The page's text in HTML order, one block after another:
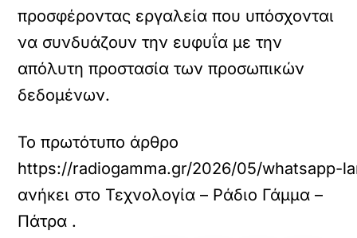
προσφέροντας εργαλεία που υπόσχονται
να συνδυάζουν την ευφυΐα με την
απόλυτη προστασία των προσωπικών
δεδομένων.
Το πρωτότυπο άρθρο
https://radiogamma.gr/2026/05/whatsapp-
ανήκει στο Τεχνολογία – Ράδιο Γάμμα –
Πάτρα .